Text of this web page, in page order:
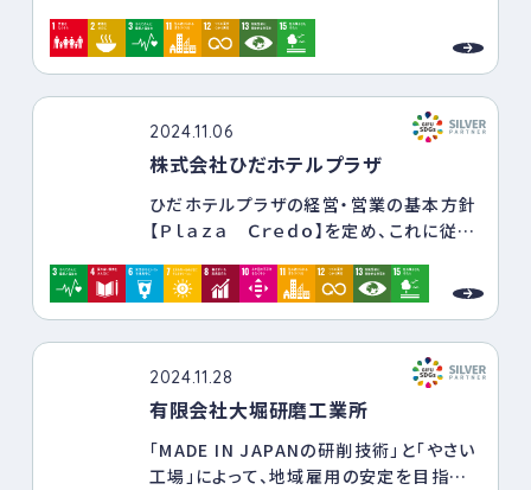
gifu.or.jp/about/community.html
2024.11.06
株式会社ひだホテルプラザ
ひだホテルプラザの経営・営業の基本方針
【Ｐｌａｚａ Ｃｒｅｄｏ】を定め、これに従い
ＳＤＧｓ達成に向け、個々の目標や重点的
2024.11.28
有限会社大堀研磨工業所
「MADE IN JAPANの研削技術」と「やさい
工場」によって、地域雇用の安定を目指す